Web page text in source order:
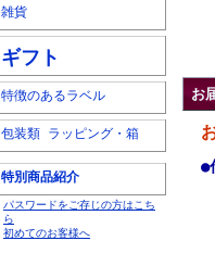
雑貨
ギフト
特徴のあるラベル
包装類 ラッピング・箱
特別商品紹介
パスワードをご存じの方はこち
ら
初めてのお客様へ
お
●